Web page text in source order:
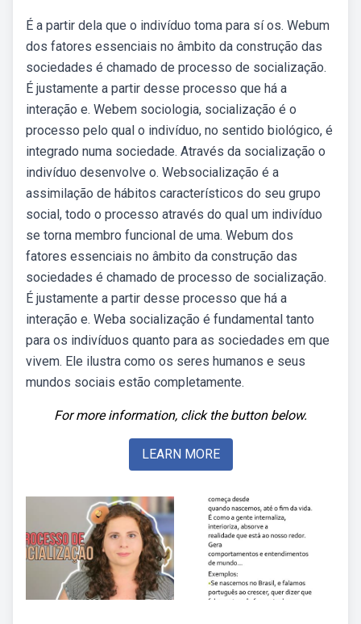
É a partir dela que o indivíduo toma para sí os. Webum
dos fatores essenciais no âmbito da construção das
sociedades é chamado de processo de socialização.
É justamente a partir desse processo que há a
interação e. Webem sociologia, socialização é o
processo pelo qual o indivíduo, no sentido biológico, é
integrado numa sociedade. Através da socialização o
indivíduo desenvolve o. Websocialização é a
assimilação de hábitos característicos do seu grupo
social, todo o processo através do qual um indivíduo
se torna membro funcional de uma. Webum dos
fatores essenciais no âmbito da construção das
sociedades é chamado de processo de socialização.
É justamente a partir desse processo que há a
interação e. Weba socialização é fundamental tanto
para os indivíduos quanto para as sociedades em que
vivem. Ele ilustra como os seres humanos e seus
mundos sociais estão completamente.
For more information, click the button below.
LEARN MORE